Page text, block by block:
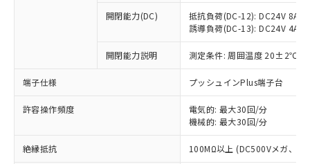
開閉能力(DC)
抵抗負荷(DC-12): DC24V 8A/
誘導負荷(DC-13): DC24V 4A/
開閉能力説明 測定条件: 周囲温度 20±2℃、
端子仕様 プッシュインPlus端子台
許容操作頻度
電気的: 最大30回/分
機械的: 最大30回/分
絶縁抵抗 100MΩ以上 (DC500Vメガ、点
ことをご了承ください。
在庫状況および標準価格照会結果は、
記載している更新日時点での社内デー
タに基づき作成されるものであり、閲
覧された時点での実際の在庫および標
準価格とは異なる場合があることをご
正式な納期状況および標準価格はお客
様のお取引先、またはお客様担当のオ
ムロン制御機器販売店・当社販売員に
いたものが、含有品と判明した場合などや
むを得ず変更することがあります。
*EU RoHS指令（10物質）：
鉛(Pb) 1000ppm以下、 水銀(Hg) 1000ppm以下、 カド
六価クロム(Cr(Ⅵ)) 1000ppm以下、ポリ臭化ビフェニル
類(PBB) 1000ppm以下、ポリ臭化ジフェニルエーテル類
(PBDE) 1000ppm以下、フタル酸ビス(2-エチルヘキシ
ル) (DEHP)(別名：DOP) 1000ppm以下、フタル酸ブチ
ルベンジル（BBP） 1000ppm以下、フタル酸ジブチル
（DBP） 1000ppm以下、フタル酸ジイソブチル
(DIBP) 1000ppm以下
但し、RoHS指令で産業用監視および制御機器に対する
基準値を超えていることを示します。
「－」：未確認です。当社販売部門へお問
ム) : 100ppm、
Cr(Ⅵ)(六価クロム) : 1000ppm、 PBBs(ポリ臭化ビフェ
ニル類) : 1000ppm、 PBDEs(ポリ臭化ジフェニルエーテ
ル類) : 1000ppm、
DBP(フタル酸ジブチル) : 1000ppm、 DIBP(フタル酸ジ
イソブチル) : 1000ppm、 BBP(フタル酸ブチルベンジ
ル) : 1000ppm、
DEHP(フタル酸ビス(2-エチルヘキシル)) : 1000ppm
当社は、これら貴社製品のうち、外国
為替および外国貿易法に定める商品
（以下｢規制貨物等」という）を輸出
または国外への提供する場合は、日本
国政府の輸出許可(または役務取引許
可)を取得するなどの必要な手続きを
当社は規制貨物を破棄する場合は、完
全に破砕するなど、違法に輸出されな
いよう必要な手段を講じます。
当社は貴社製品を、核兵器、ミサイ
説明
○ 一定数以上の在庫あり
一定数には満たないが在庫あり